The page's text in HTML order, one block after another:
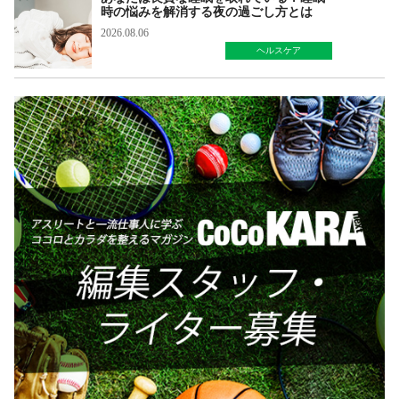
時の悩みを解消する夜の過ごし方とは
2026.08.06
ヘルスケア